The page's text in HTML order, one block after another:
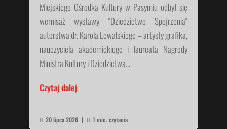
Miejskiego Ośrodka Kultury w Pasymiu odbył się
wernisaż wystawy "Dziedzictwo Spojrzenia"
autorstwa dr. Karola Lewalskiego – artysty grafika,
nauczyciela akademickiego i laureata Nagrody
Ministra Kultury i Dziedzictwa...
Czytaj dalej
 20 lipca 2026 |  1 min. czytania